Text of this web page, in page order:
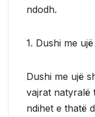
ndodh.
1. Dushi me
Dushi me ujë
vajrat natyralë
ndihet e thatë